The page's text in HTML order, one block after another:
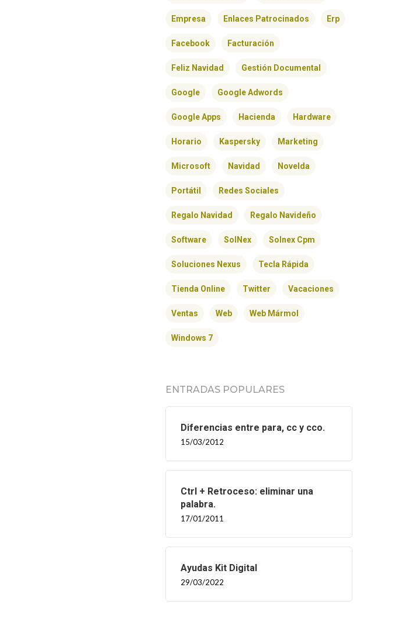
Empresa Enlaces Patrocinados Erp
Facebook Facturación
Feliz Navidad Gestión Documental
Google Google Adwords
Google Apps Hacienda Hardware
Horario Kaspersky Marketing
Microsoft Navidad Novelda
Portátil Redes Sociales
Regalo Navidad Regalo Navideño
Software SolNex Solnex Cpm
Soluciones Nexus Tecla Rápida
Tienda Online Twitter Vacaciones
Ventas Web Web Mármol
Windows 7
ENTRADAS POPULARES
Diferencias entre para, cc y cco.
15/03/2012
Ctrl + Retroceso: eliminar una
palabra.
17/01/2011
Ayudas Kit Digital
29/03/2022